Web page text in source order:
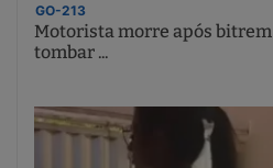
GO-213
Motorista morre após
tombar ...